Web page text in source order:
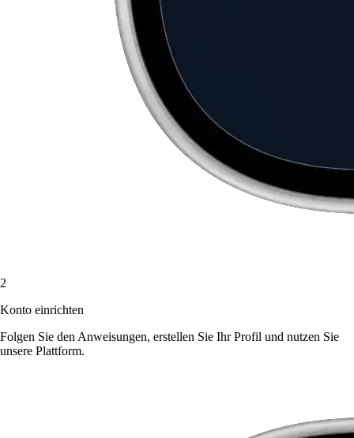
2
Konto einrichten
Folgen Sie den Anweisungen, erstellen Sie Ihr Profil und nutzen Sie
unsere Plattform.